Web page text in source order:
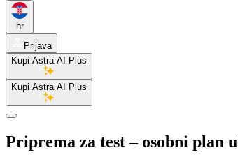
hr
Prijava
Kupi Astra AI Plus
Kupi Astra AI Plus
Priprema za test– osobni plan